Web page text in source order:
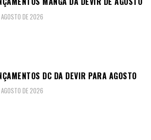
DE 2026
DC DA DEVIR PARA AGOSTO
DE 2026